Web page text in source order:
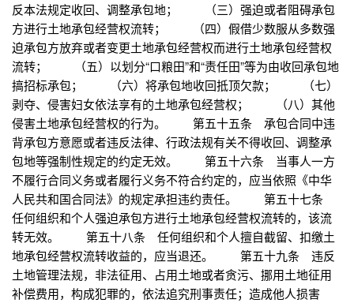
反本法规定收回、调整承包地； （三）强迫或者阻碍承包
方进行土地承包经营权流转； （四）假借少数服从多数强
迫承包方放弃或者变更土地承包经营权而进行土地承包经营权
流转； （五）以划分“口粮田”和“责任田”等为由收回承包地
搞招标承包； （六）将承包地收回抵顶欠款； （七）
剥夺、侵害妇女依法享有的土地承包经营权； （八）其他
侵害土地承包经营权的行为。 第五十五条 承包合同中违
背承包方意愿或者违反法律、行政法规有关不得收回、调整承
包地等强制性规定的约定无效。 第五十六条 当事人一方
不履行合同义务或者履行义务不符合约定的，应当依照《中华
人民共和国合同法》的规定承担违约责任。 第五十七条
任何组织和个人强迫承包方进行土地承包经营权流转的，该流
转无效。 第五十八条 任何组织和个人擅自截留、扣缴土
地承包经营权流转收益的，应当退还。 第五十九条 违反
土地管理法规，非法征用、占用土地或者贪污、挪用土地征用
补偿费用，构成犯罪的，依法追究刑事责任；造成他人损害